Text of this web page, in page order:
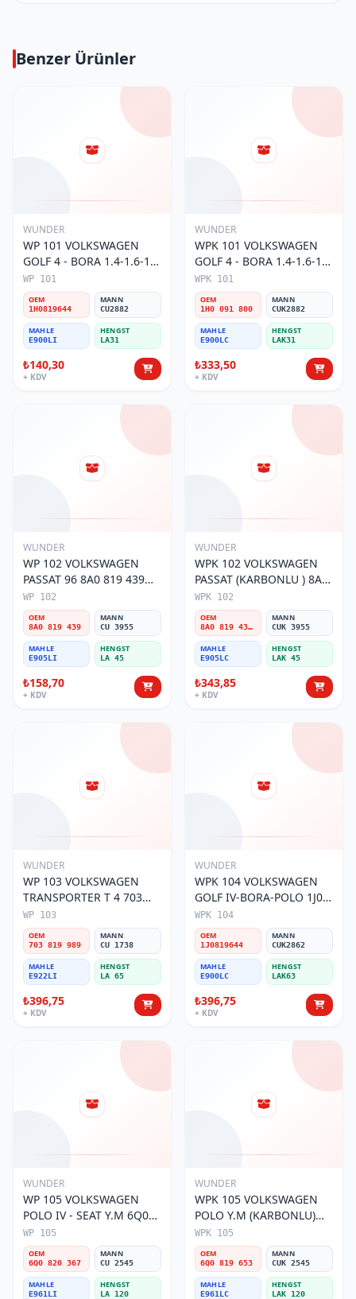
Benzer Ürünler
WUNDER
WP 101 VOLKSWAGEN
GOLF 4 - BORA 1.4-1.6-1.8
POLO III 1H0 819 644
Polen Filtresi
WP 101
OEM
1H0819644
MANN
CU2882
MAHLE
E900LI
HENGST
LA31
₺140,30
+ KDV
WUNDER
WPK 101 VOLKSWAGEN
GOLF 4 - BORA 1.4-1.6-1.8
POLO III KARBONLU 1H0
091 800 Polen Filtresi
WPK 101
OEM
1H0 091 800
MANN
CUK2882
MAHLE
E900LC
HENGST
LAK31
₺333,50
+ KDV
WUNDER
WP 102 VOLKSWAGEN
PASSAT 96 8A0 819 439
Polen Filtresi
WP 102
OEM
8A0 819 439
MANN
CU 3955
MAHLE
E905LI
HENGST
LA 45
₺158,70
+ KDV
WUNDER
WPK 102 VOLKSWAGEN
PASSAT (KARBONLU ) 8A0
819 439B Polen Filtresi
WPK 102
OEM
8A0 819 439B
MANN
CUK 3955
MAHLE
E905LC
HENGST
LAK 45
₺343,85
+ KDV
WUNDER
WP 103 VOLKSWAGEN
TRANSPORTER T 4 703
819 989 Polen Filtresi
WP 103
OEM
703 819 989
MANN
CU 1738
MAHLE
E922LI
HENGST
LA 65
₺396,75
+ KDV
WUNDER
WPK 104 VOLKSWAGEN
GOLF IV-BORA-POLO 1J0
819 644 Polen Filtresi
WPK 104
OEM
1J0819644
MANN
CUK2862
MAHLE
E900LC
HENGST
LAK63
₺396,75
+ KDV
WUNDER
WP 105 VOLKSWAGEN
POLO IV - SEAT Y.M 6Q0
820 367 Polen Filtresi
WP 105
OEM
6Q0 820 367
MANN
CU 2545
MAHLE
E961LI
HENGST
LA 120
WUNDER
WPK 105 VOLKSWAGEN
POLO Y.M (KARBONLU)
6Q0 819 653 Polen Filtresi
WPK 105
OEM
6Q0 819 653
MANN
CUK 2545
MAHLE
E961LC
HENGST
LAK 120